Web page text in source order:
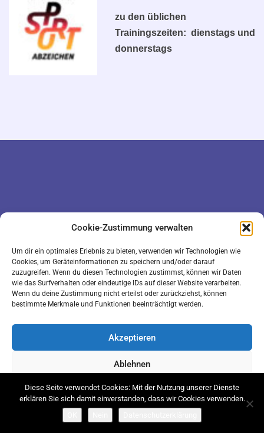
Cookie-Zustimmung verwalten
Um dir ein optimales Erlebnis zu bieten, verwenden wir Technologien wie
Cookies, um Geräteinformationen zu speichern und/oder darauf
zuzugreifen. Wenn du diesen Technologien zustimmst, können wir Daten
wie das Surfverhalten oder eindeutige IDs auf dieser Website verarbeiten.
Wenn du deine Zustimmung nicht erteilst oder zurückziehst, können
bestimmte Merkmale und Funktionen beeinträchtigt werden.
Akzeptieren
Ablehnen
Einstellungen ansehen
zu den üblichen
Trainingszeiten: dienstags und
donnerstags
IMPRESSUM
COOKIE-RICHTLINIE (EU)
Diese Seite verwendet Cookies: Mit der Nutzung unserer Dienste
erklären Sie sich damit einverstanden, dass wir Cookies verwenden.